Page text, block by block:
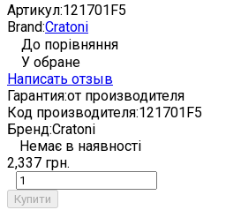
Артикул:121701F5
Brand:Cratoni
До порівняння
У обране
Написать отзыв
Гарантия:от производителя
Код производителя:121701F5
Бренд:Cratoni
Немає в наявності
2,337 грн.
Купити